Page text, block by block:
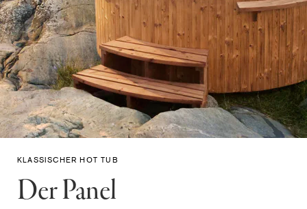
KLASSISCHER HOT TUB
Der Panel